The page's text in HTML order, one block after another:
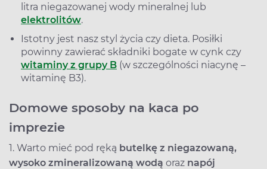
litra niegazowanej wody mineralnej lub
elektrolitów.
Istotny jest nasz styl życia czy dieta. Posiłki
powinny zawierać składniki bogate w cynk czy
witaminy z grupy B (w szczególności niacynę –
witaminę B3).
Domowe sposoby na kaca po
imprezie
1. Warto mieć pod ręką butelkę z niegazowaną,
wysoko zmineralizowaną wodą oraz napój